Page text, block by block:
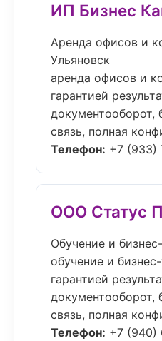
ИП Бизнес
Аренда офисов и
Ульяновск
аренда офисов и
гарантией
документооборот,
связь, полная
Телефон: +7 (933)
ООО Статус
Обучение и
обучение и
гарантией
документооборот,
связь, полная
Телефон: +7 (940)